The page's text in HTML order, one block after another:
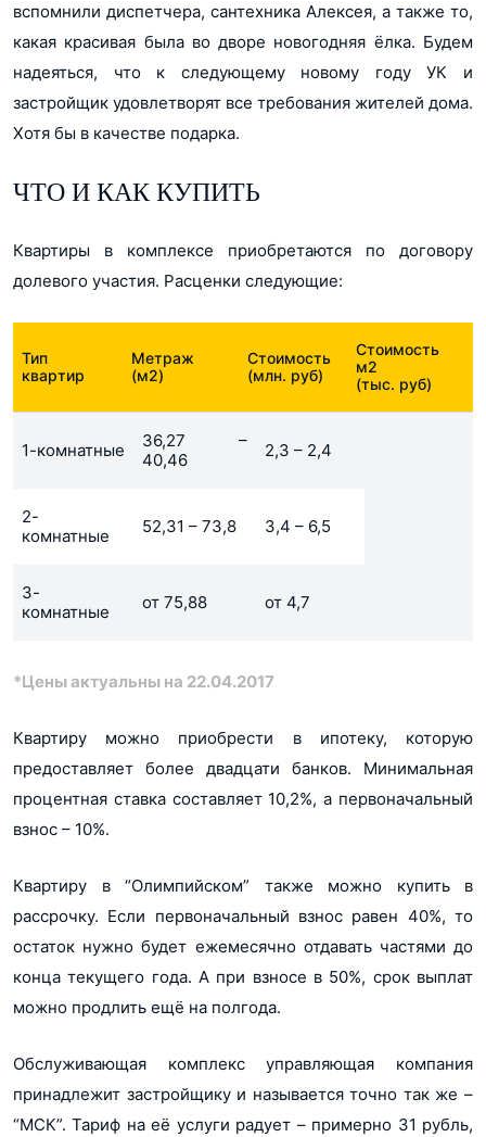
вспомнили диспетчера, сантехника Алексея, а также то,
какая красивая была во дворе новогодняя ёлка. Будем
надеяться, что к следующему новому году УК и
застройщик удовлетворят все требования жителей дома.
Хотя бы в качестве подарка.
ЧТО И КАК КУПИТЬ
Квартиры в комплексе приобретаются по договору
долевого участия. Расценки следующие:
Тип
квартир
Метраж
(м2)
Стоимость
(млн. руб)
Стоимость
м2
(тыс. руб)
1-комнатные
36,27 –
40,46
2,3 – 2,4
2-
комнатные
52,31 – 73,8 3,4 – 6,5
3-
комнатные
от 75,88 от 4,7
*Цены актуальны на 22.04.2017
Квартиру можно приобрести в ипотеку, которую
предоставляет более двадцати банков. Минимальная
процентная ставка составляет 10,2%, а первоначальный
взнос – 10%.
Квартиру в “Олимпийском” также можно купить в
рассрочку. Если первоначальный взнос равен 40%, то
остаток нужно будет ежемесячно отдавать частями до
конца текущего года. А при взносе в 50%, срок выплат
можно продлить ещё на полгода.
Обслуживающая комплекс управляющая компания
принадлежит застройщику и называется точно так же –
“МСК”. Тариф на её услуги радует – примерно 31 рубль,